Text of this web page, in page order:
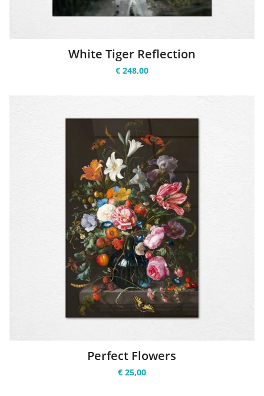
White Tiger Reflection
€ 248,00
Perfect Flowers
€ 25,00